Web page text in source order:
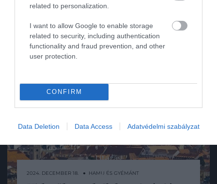
related to personalization.
I want to allow Google to enable storage
related to security, including authentication
functionality and fraud prevention, and other
user protection.
CONFIRM
Data Deletion Data Access Adatvédelmi szabályzat
2024. DECEMBER 18. ● HAMU ÉS GYÉMÁNT
Művelődj, szórakozz, kíváncsiskodj, kóstolgass
és ismerd meg a Hamu és Gyémánt világát!
ROVATOK
Kultúra
Utazás
Pénz